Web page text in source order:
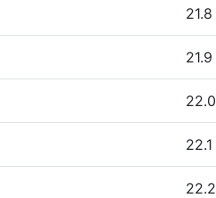
21.8
21.9
22.0
22.1
22.2